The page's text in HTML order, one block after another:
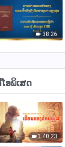
38:26
ອພິເສດ
1:40:23